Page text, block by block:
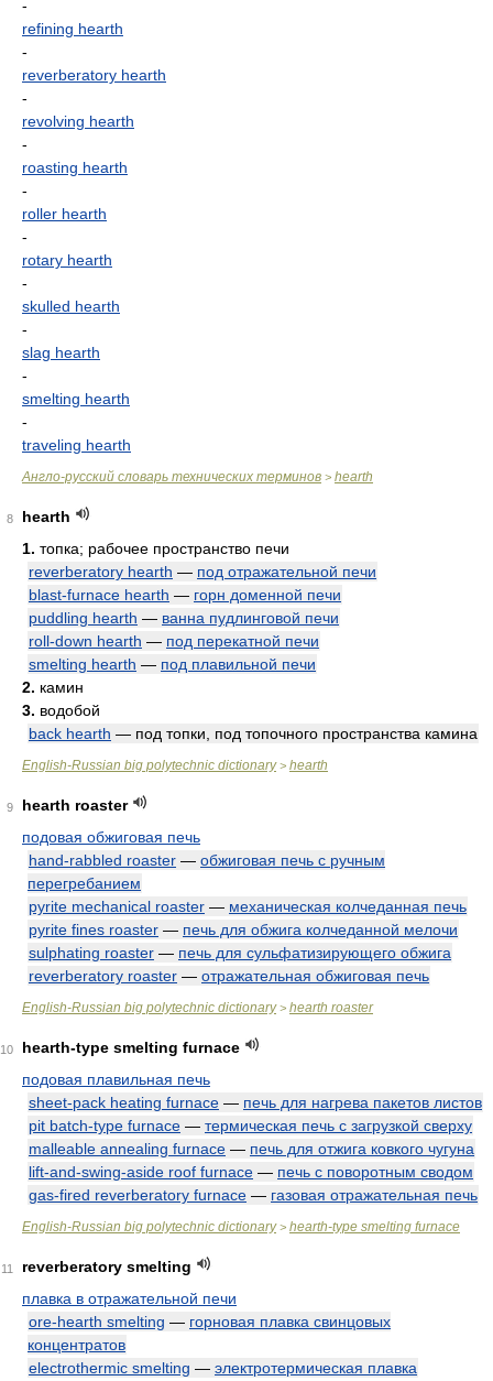
-
refining hearth
-
reverberatory hearth
-
revolving hearth
-
roasting hearth
-
roller hearth
-
rotary hearth
-
skulled hearth
-
slag hearth
-
smelting hearth
-
traveling hearth
Англо-русский словарь технических терминов > hearth
8
hearth
1. топка; рабочее пространство печи
reverberatory hearth — под отражательной печи
blast-furnace hearth — горн доменной печи
puddling hearth — ванна пудлинговой печи
roll-down hearth — под перекатной печи
smelting hearth — под плавильной печи
2. камин
3. водобой
back hearth — под топки, под топочного пространства камина
English-Russian big polytechnic dictionary> hearth
9
hearth roaster
подовая обжиговая печь
hand-rabbled roaster — обжиговая печь с ручным
перегребанием
pyrite mechanical roaster — механическая колчеданная печь
pyrite fines roaster — печь для обжига колчеданной мелочи
sulphating roaster — печь для сульфатизирующего обжига
reverberatory roaster — отражательная обжиговая печь
English-Russian big polytechnic dictionary> hearth roaster
10
hearth-type smelting furnace
подовая плавильная печь
sheet-pack heating furnace — печь для нагрева пакетов листов
pit batch-type furnace — термическая печь с загрузкой сверху
malleable annealing furnace — печь для отжига ковкого чугуна
lift-and-swing-aside roof furnace — печь с поворотным сводом
gas-fired reverberatory furnace — газовая отражательная печь
English-Russian big polytechnic dictionary> hearth-type smelting furnace
11
reverberatory smelting
плавка в отражательной печи
ore-hearth smelting — горновая плавка свинцовых
концентратов
electrothermic smelting — электротермическая плавка